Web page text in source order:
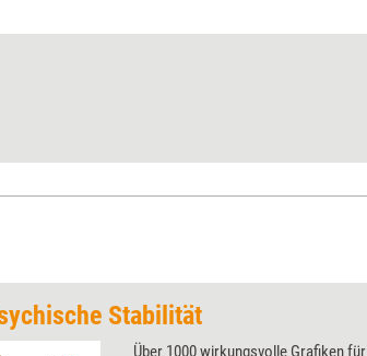
Stabilität
Über 1000 wirkungsvolle Grafiken für